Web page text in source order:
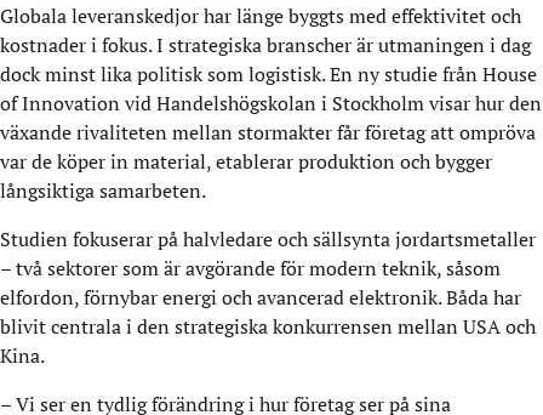
Globala leveranskedjor har länge byggts med effektivitet och
kostnader i fokus. I strategiska branscher är utmaningen i dag
dock minst lika politisk som logistisk. En ny studie från House
of Innovation vid Handelshögskolan i Stockholm visar hur den
växande rivaliteten mellan stormakter får företag att ompröva
var de köper in material, etablerar produktion och bygger
långsiktiga samarbeten.
Studien fokuserar på halvledare och sällsynta jordartsmetaller
– två sektorer som är avgörande för modern teknik, såsom
elfordon, förnybar energi och avancerad elektronik. Båda har
blivit centrala i den strategiska konkurrensen mellan USA och
Kina.
– Vi ser en tydlig förändring i hur företag ser på sina